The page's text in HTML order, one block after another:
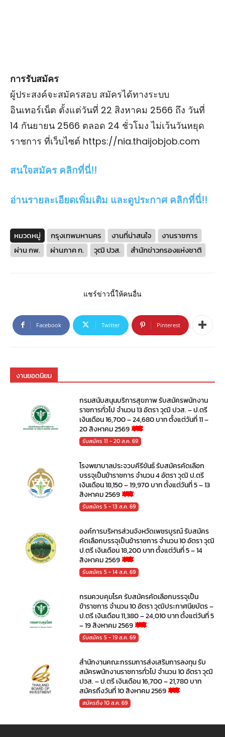
การรับสมัคร
ผู้ประสงค์จะสมัครสอบ สมัครได้ทางระบบ
อินเทอร์เน็ต ตั้งแต่วันที่ 22 สิงหาคม 2566 ถึง วันที่
14 กันยายน 2566 ตลอด 24 ชั่วโมง ไม่เว้นวันหยุด
ราชการ ที่เว็บไซต์ https://nia.thaijobjob.com
สนใจสมัคร คลิกที่นี่!!
อ่านรายละเอียดเพิ่มเติม และดูประกาศ คลิกที่นี่!!
หมวดหมู่ กรุงเทพมหานคร งานที่น่าสนใจ
งานราชการ
ผ่าน กพ.
ผ่านภาค ก. วุฒิ ปวส. สำนักข่าวกรองแห่งชาติ
แชร์ข่าวนี้ให้คนอื่น
Facebook Twitter Pinterest
งานยอดนิยม
กรมสนับสนุนบริการสุขภาพ รับสมัครพนักงาน
ราชการทั่วไป จำนวน 13 อัตรา วุฒิ ปวส. – ป.ตรี
เงินเดือน 16,700 – 24,680 บาท ตั้งแต่วันที่ 11 –
20 สิงหาคม 2569
รับสมัคร 11 - 20 ส.ค. 69
โรงพยาบาลประจวบคีรีขันธ์ รับสมัครคัดเลือก
บรรจุเป็นข้าราชการ จำนวน 4 อัตรา วุฒิ ป.ตรี
เงินเดือน 18,150 – 19,970 บาท ตั้งแต่วันที่ 5 – 13
สิงหาคม 2569
รับสมัคร 5 - 13 ส.ค. 69
องค์การบริหารส่วนจังหวัดเพชรบูรณ์ รับสมัคร
คัดเลือกบรรจุเป็นข้าราชการ จำนวน 10 อัตรา วุฒิ
ป.ตรี เงินเดือน 18,200 บาท ตั้งแต่วันที่ 5 – 14
สิงหาคม 2569
รับสมัคร 5 - 14 ส.ค. 69
กรมควบคุมโรค รับสมัครคัดเลือกบรรจุเป็น
ข้าราชการ จำนวน 10 อัตรา วุฒิประกาศนียบัตร –
ป.ตรี เงินเดือน 11,380 – 24,010 บาท ตั้งแต่วันที่ 5
– 19 สิงหาคม 2569
รับสมัคร 5 - 19 ส.ค. 69
สำนักงานคณะกรรมการส่งเสริมการลงทุน รับ
สมัครพนักงานราชการทั่วไป จำนวน 10 อัตรา วุฒิ
ปวส. – ป.ตรี เงินเดือน 16,700 – 21,780 บาท
สมัครถึงวันที่ 10 สิงหาคม 2569
สมัครถึง 10 ส.ค. 69